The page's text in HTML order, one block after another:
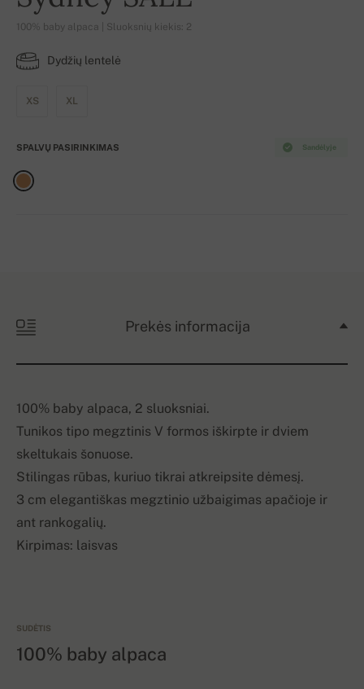
100% baby alpaca | Sluoksnių kiekis: 2
Dydžių lentelė
XS XL
Sandėlyje
SPALVŲ PASIRINKIMAS
Prekės informacija
100% baby alpaca, 2 sluoksniai.
Tunikos tipo megztinis V formos iškirpte ir dviem
skeltukais šonuose.
Stilingas rūbas, kuriuo tikrai atkreipsite dėmesį.
3 cm elegantiškas megztinio užbaigimas apačioje ir
ant rankogalių.
Kirpimas: laisvas
SUDĖTIS
100% baby alpaca